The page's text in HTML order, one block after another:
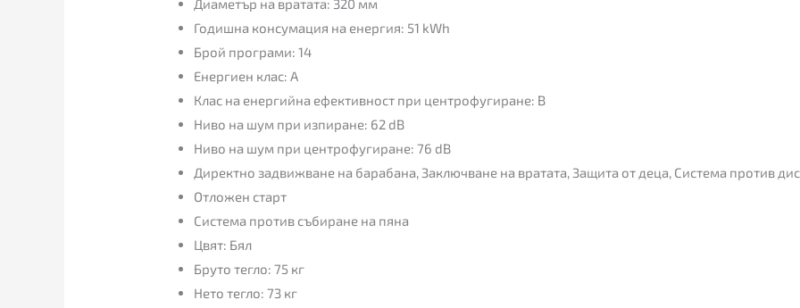
Диаметър на вратата: 320 мм
Годишна консумация на енергия: 51 kWh
Брой програми: 14
Енергиен клас: A
Клас на енергийна ефективност при центрофугиране: B
Ниво на шум при изпиране: 62 dB
Ниво на шум при центрофугиране: 76 dB
Директно задвижване на барабана, Заключване на вратата, Защита от деца, Система против
Отложен старт
Система против събиране на пяна
Цвят: Бял
Бруто тегло: 75 кг
Нето тегло: 73 кг